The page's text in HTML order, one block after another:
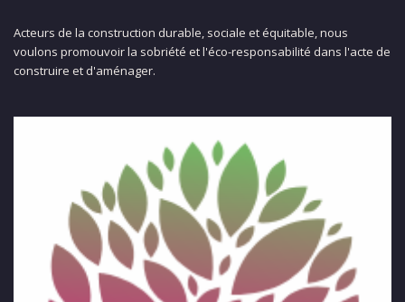
Acteurs de la construction durable, sociale et équitable, nous
voulons promouvoir la sobriété et l'éco-responsabilité dans l'acte de
construire et d'aménager.